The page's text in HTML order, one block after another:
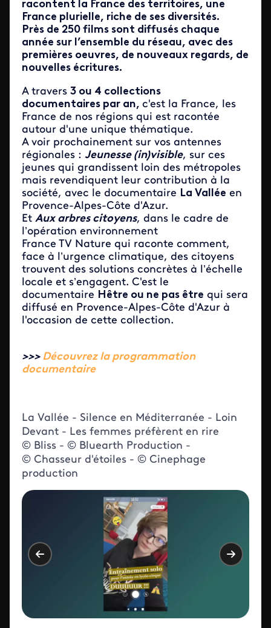
racontent la France des territoires, une
France plurielle, riche de ses diversités.
Près de 250 films sont diffusés chaque
année sur l’ensemble du réseau, avec des
premières oeuvres, de nouveaux regards, de
nouvelles écritures.
A travers 3 ou 4 collections
documentaires par an, c'est la France, les
France de nos régions qui est racontée
autour d'une unique thématique.
A voir prochainement sur vos antennes
régionales : Jeunesse (in)visible, sur ces
jeunes qui grandissent loin des métropoles
mais revendiquent leur contribution à la
société, avec le documentaire La Vallée en
Provence-Alpes-Côte d'Azur.
Et Aux arbres citoyens, dans le cadre de
l’opération environnement
France TV Nature qui raconte comment,
face à l’urgence climatique, des citoyens
trouvent des solutions concrètes à l’échelle
locale et s’engagent. C'est le
documentaire Hêtre ou ne pas être qui sera
diffusé en Provence-Alpes-Côte d'Azur à
l'occasion de cette collection.
>>> Découvrez la programmation
documentaire
La Vallée - Silence en Méditerranée - Loin
Devant - Les femmes préfèrent en rire
© Bliss - © Bluearth Production -
© Chasseur d'étoiles - © Cinephage
production